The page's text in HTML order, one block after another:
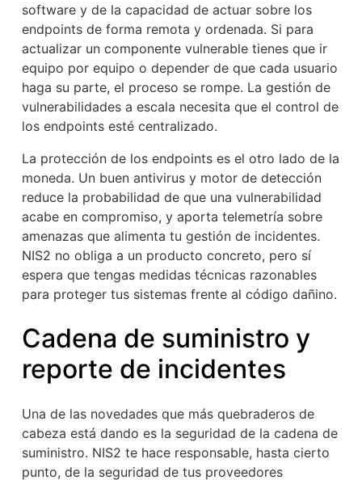
software y de la capacidad de actuar sobre los
endpoints de forma remota y ordenada. Si para
actualizar un componente vulnerable tienes que ir
equipo por equipo o depender de que cada usuario
haga su parte, el proceso se rompe. La gestión de
vulnerabilidades a escala necesita que el control de
los endpoints esté centralizado.
La protección de los endpoints es el otro lado de la
moneda. Un buen antivirus y motor de detección
reduce la probabilidad de que una vulnerabilidad
acabe en compromiso, y aporta telemetría sobre
amenazas que alimenta tu gestión de incidentes.
NIS2 no obliga a un producto concreto, pero sí
espera que tengas medidas técnicas razonables
para proteger tus sistemas frente al código dañino.
Cadena de suministro y
reporte de incidentes
Una de las novedades que más quebraderos de
cabeza está dando es la seguridad de la cadena de
suministro. NIS2 te hace responsable, hasta cierto
punto, de la seguridad de tus proveedores